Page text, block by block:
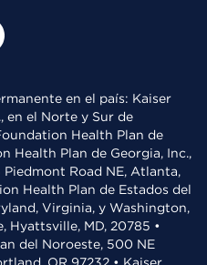
en el país: Kaiser
en el Norte y Sur de
Health Plan de
Health Plan de Georgia, Inc.,
Road NE, Atlanta,
Health Plan de Estados del
Virginia, y Washington,
Hyattsville, MD, 20785 •
del Noroeste, 500 NE